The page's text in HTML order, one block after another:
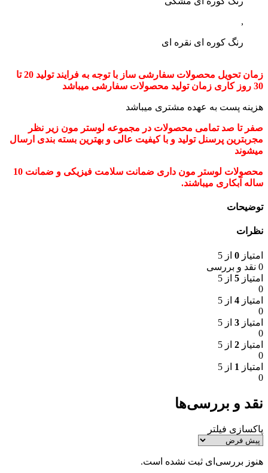
,
رنگ کوره ای نقره ای
زمان تحویل محصولات سفارشی ساز با توجه به فرایند تولید 20 تا
30 روز کاری زمان تولید محصولات سفارشی میباشد
هزینه پست به عهده مشتری میباشد
صفر تا صد تمامی محصولات در مجموعه لوستر مون زیر نظر
مجربترین پرسنل تولید و با کیفیت عالی و بهترین بسته بندی ارسال
میشوند
محصولات لوستر مون داری ضمانت سلامت فیزیکی و ضمانت 10
ساله آبکاری میباشند.
توضیحات
نظرات
امتیاز 0 از 5
0 نقد و بررسی
امتیاز 5 از 5
0
امتیاز 4 از 5
0
امتیاز 3 از 5
0
امتیاز 2 از 5
0
امتیاز 1 از 5
0
نقد و بررسی‌ها
پاکسازی فیلتر
هنوز بررسی‌ای ثبت نشده است.